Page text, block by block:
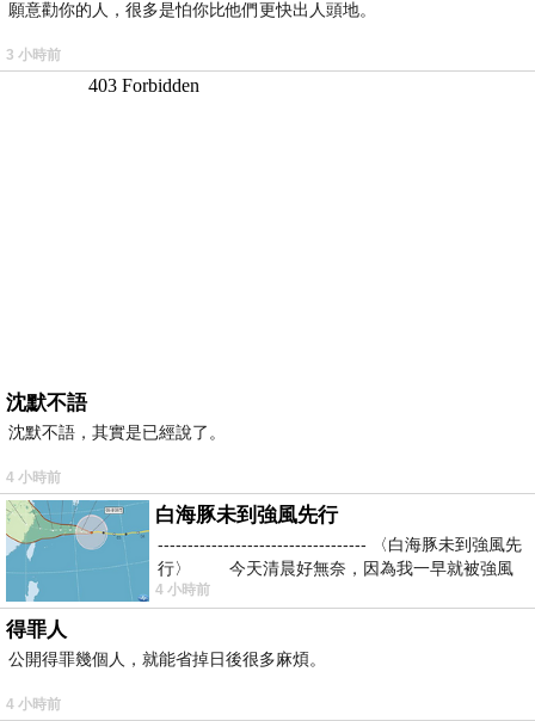
願意勸你的人，很多是怕你比他們更快出人頭地。
3 小時前
沈默不語
沈默不語，其實是已經說了。
4 小時前
白海豚未到強風先行
----------------------------------- 〈白海豚未到強風先
行〉 今天清晨好無奈，因為我一早就被強風
4 小時前
得罪人
公開得罪幾個人，就能省掉日後很多麻煩。
4 小時前